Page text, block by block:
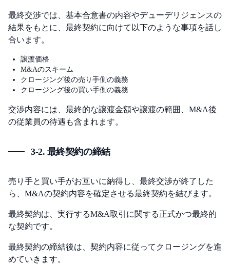
最終交渉では、基本合意書の内容やデューデリジェンスの
結果をもとに、最終契約に向けて以下のような事項を話し
合います。
譲渡価格
M&Aのスキーム
クロージング後の売り手側の義務
クロージング後の買い手側の義務
交渉内容には、最終的な譲渡金額や譲渡の範囲、M&A後
の従業員の待遇も含まれます。
3-2. 最終契約の締結
売り手と買い手がお互いに納得し、最終交渉が終了した
ら、M&Aの契約内容を確定させる最終契約を結びます。
最終契約は、実行するM&A取引に関する正式かつ最終的
な契約です。
最終契約の締結後は、契約内容に従ってクロージングを進
めていきます。